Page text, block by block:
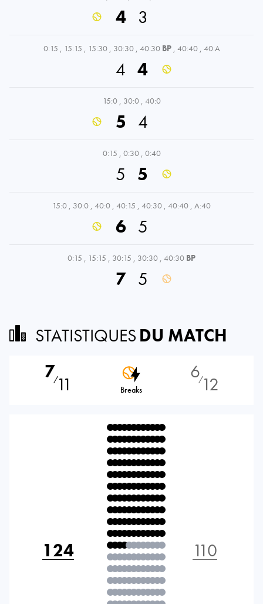
4 3
0:15 , 15:15 , 15:30 , 30:30 , 40:30 BP , 40:40 , 40:A
4 4
15:0 , 30:0 , 40:0
5 4
0:15 , 0:30 , 0:40
5 5
15:0 , 30:0 , 40:0 , 40:15 , 40:30 , 40:40 , A:40
6 5
0:15 , 15:15 , 30:15 , 30:30 , 40:30 BP
7 5
STATISTIQUES DU MATCH
7⁄11 Breaks
6⁄12
124 110